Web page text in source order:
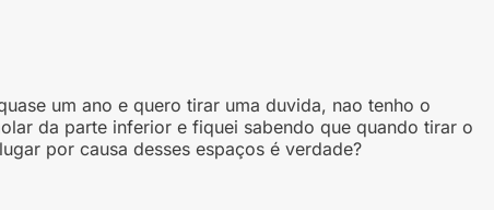
um ano e quero tirar uma duvida, nao tenho o
da parte inferior e fiquei sabendo que quando tirar o
por causa desses espaços é verdade?